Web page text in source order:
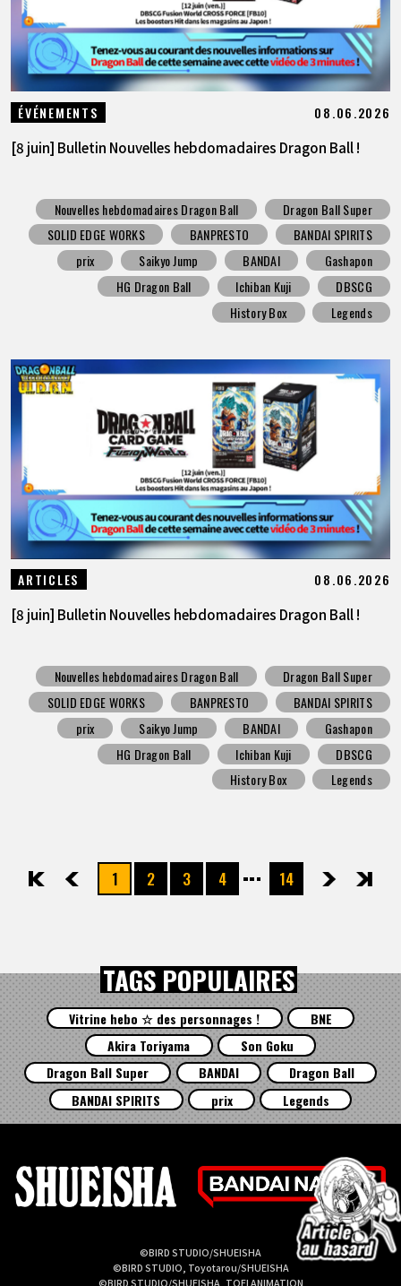
ÉVÉNEMENTS 08.06.2026
[8 juin] Bulletin Nouvelles hebdomadaires Dragon Ball !
Nouvelles hebdomadaires Dragon Ball
Dragon Ball Super
SOLID EDGE WORKS
BANPRESTO
BANDAI SPIRITS
prix
Saikyo Jump BANDAI
Gashapon
HG Dragon Ball
Ichiban Kuji
DBSCG
History Box
Legends
ARTICLES 08.06.2026
[8 juin] Bulletin Nouvelles hebdomadaires Dragon Ball !
Nouvelles hebdomadaires Dragon Ball
Dragon Ball Super
SOLID EDGE WORKS
BANPRESTO
BANDAI SPIRITS
prix
Saikyo Jump BANDAI
Gashapon
HG Dragon Ball
Ichiban Kuji
DBSCG
History Box
Legends
先頭 前へ1 2 3 4 14次へ最後
TAGS POPULAIRES
Vitrine hebo ☆ des personnages !
BNE
Akira Toriyama
Son Goku
Dragon Ball Super
BANDAI
Dragon Ball
BANDAI SPIRITS
prix Legends
©BIRD STUDIO/SHUEISHA
©BIRD STUDIO, Toyotarou/SHUEISHA
©BIRD STUDIO/SHUEISHA, TOEI ANIMATION